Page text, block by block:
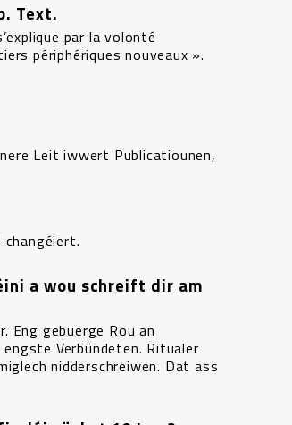
Text.
par la volonté
périphériques nouveaux ».
Leit iwwert Publicatiounen,
a wou schreift dir am
Eng gebuerge Rou an
Verbündeten. Ritualer
nidderschreiwen. Dat ass